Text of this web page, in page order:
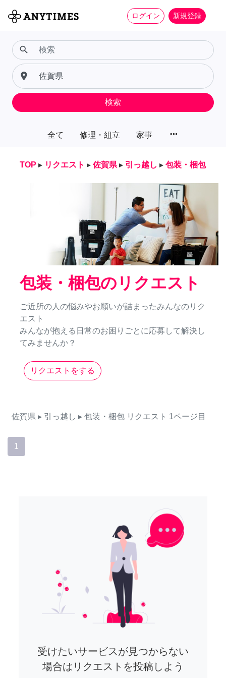
ログイン 新規登録
全て 修理・組立 家事 more_horiz
search
place
検索
TOP ▸ リクエスト ▸ 佐賀県 ▸ 引っ越し ▸ 包装・梱包
包装・梱包のリクエスト
ご近所の人の悩みやお願いが詰まったみんなのリク
エスト
みんなが抱える日常のお困りごとに応募して解決し
てみませんか？
リクエストをする
佐賀県 ▸ 引っ越し ▸ 包装・梱包 リクエスト 1ページ目
1
受けたいサービスが見つからない
場合はリクエストを投稿しよう